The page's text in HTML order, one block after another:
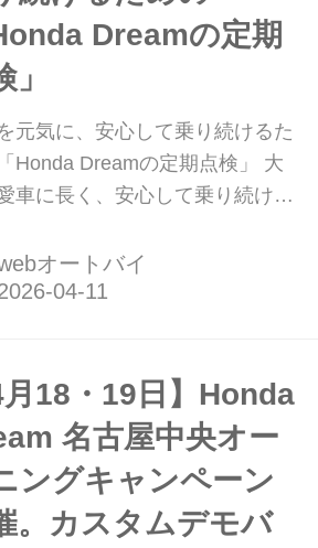
Dreamの定期
」
元気に、安心して乗り続けるた
Honda Dreamの定期点検」 大
車に長く、安心して乗り続ける
ん。Honda 二輪の全車種をライ
プする唯一の専門店である
、Honda 二輪を扱うプロである
によるHond...
オートバイ
月18・19日】Honda
名古屋中央オー
ングキャンペーン
。カスタムデモバ